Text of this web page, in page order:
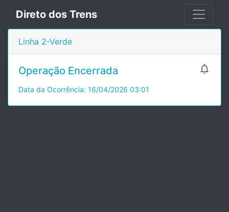
Direto dos Trens
Linha 2-Verde

Operação Encerrada
Data da Ocorrência: 16/04/2026 03:01